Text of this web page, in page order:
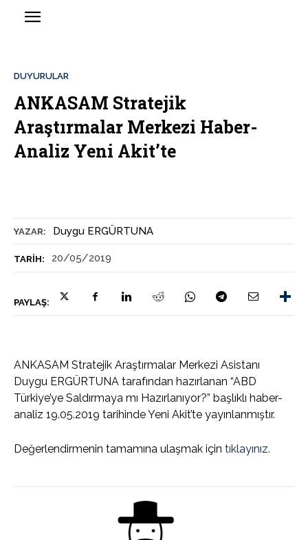
YAZAR: Duygu ERGÜRTUNA
TARIH: 20/05/2019
PAYLAŞ:
DUYURULAR
ANKASAM Stratejik
Araştırmalar Merkezi Haber-
Analiz Yeni Akit’te
ANKASAM Stratejik Araştırmalar Merkezi Asistanı
Duygu ERGÜRTUNA tarafından hazırlanan “ABD
Türkiye’ye Saldırmaya mı Hazırlanıyor?” başlıklı haber-
analiz 19.05.2019 tarihinde Yeni Akit’te yayınlanmıştır.
Değerlendirmenin tamamına ulaşmak için tıklayınız.